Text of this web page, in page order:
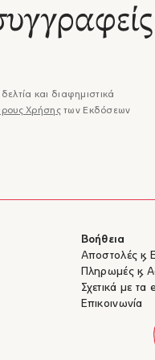
και διαφημιστικά
Χρήσηςτων Εκδόσεων
Βοήθεια
Αποστολές &
Πληρωμές &
Σχετικά με τα
Επικοινωνία